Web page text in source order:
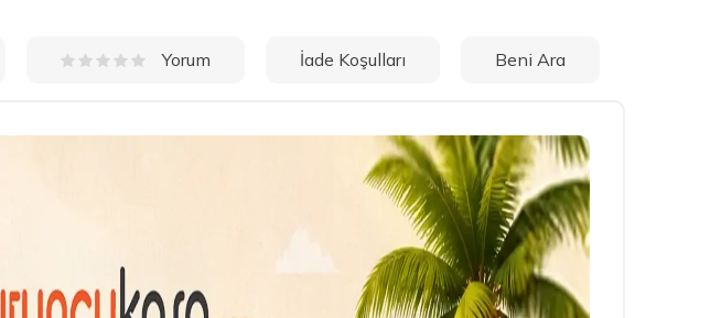
Yorum İade Koşulları Beni Ara